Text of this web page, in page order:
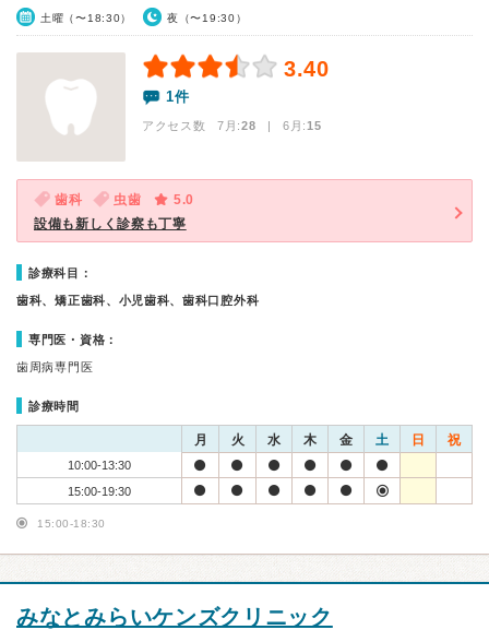
土曜（〜18:30） 夜（〜19:30）
3.40
1件
アクセス数 7月:28 | 6月:15
歯科 虫歯
5.0
設備も新しく診察も丁寧
診療科目：
歯科、矯正歯科、小児歯科、歯科口腔外科
専門医・資格：
歯周病専門医
診療時間
月 火 水 木 金 土 日 祝
10:00-13:30
15:00-19:30
15:00-18:30
みなとみらいケンズクリニック